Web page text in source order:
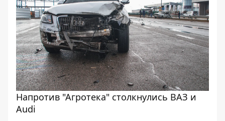
Напротив "Агротека" столкнулись ВАЗ и
Audi